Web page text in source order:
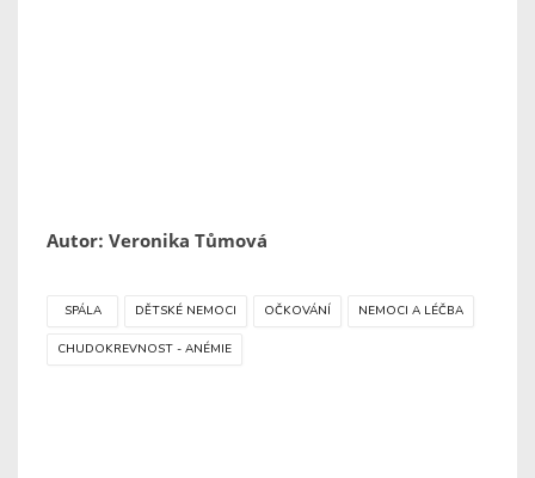
Autor: Veronika Tůmová
SPÁLA DĚTSKÉ NEMOCI OČKOVÁNÍ NEMOCI A LÉČBA
CHUDOKREVNOST - ANÉMIE